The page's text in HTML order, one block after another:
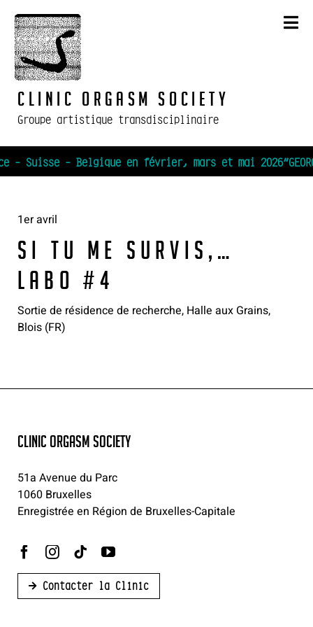
content
Clinic Orgasm Society
Groupe artistique transdisciplinaire
- Suisse - Belgique en février, mars et mai 2026
1er avril
Si tu me survis,…
LABO #4
Sortie de résidence de recherche, Halle aux Grains,
Blois (FR)
CLINIC ORGASM SOCIETY
51a Avenue du Parc
1060 Bruxelles
Enregistrée en Région de Bruxelles-Capitale
Contacter la Clinic